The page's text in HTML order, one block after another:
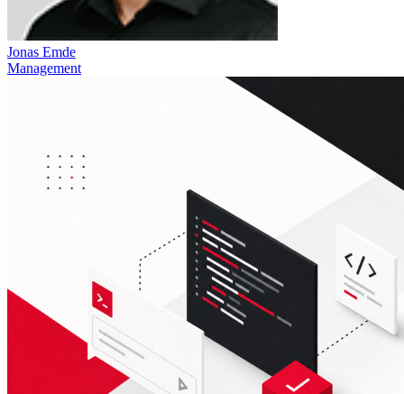
Jonas Emde
Management